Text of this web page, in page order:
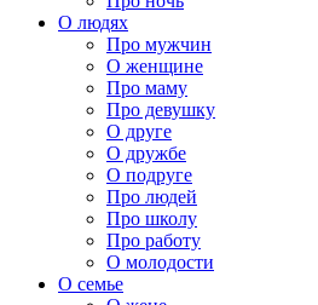
О людях
Про мужчин
О женщине
Про маму
Про девушку
О друге
О дружбе
О подруге
Про людей
Про школу
Про работу
О молодости
О семье